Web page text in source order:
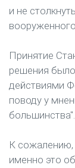
и не
Принятие
решения
действиями
поводу у
большинства".
К сожалению,
именно это